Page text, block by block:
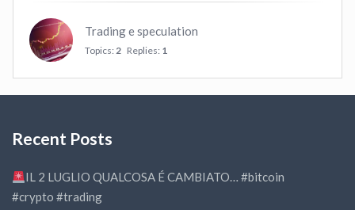
Trading e speculation
Topics: 2 Replies: 1
Recent Posts
IL 2 LUGLIO QUALCOSA É CAMBIATO… #bitcoin
#crypto #trading